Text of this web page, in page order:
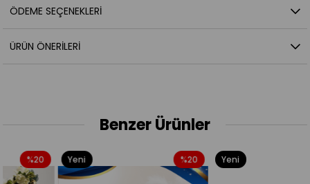
ÖDEME SEÇENEKLERI
ÜRÜN ÖNERILERI
Benzer Ürünler
Yeni
Ürün
Yeni
Ürün